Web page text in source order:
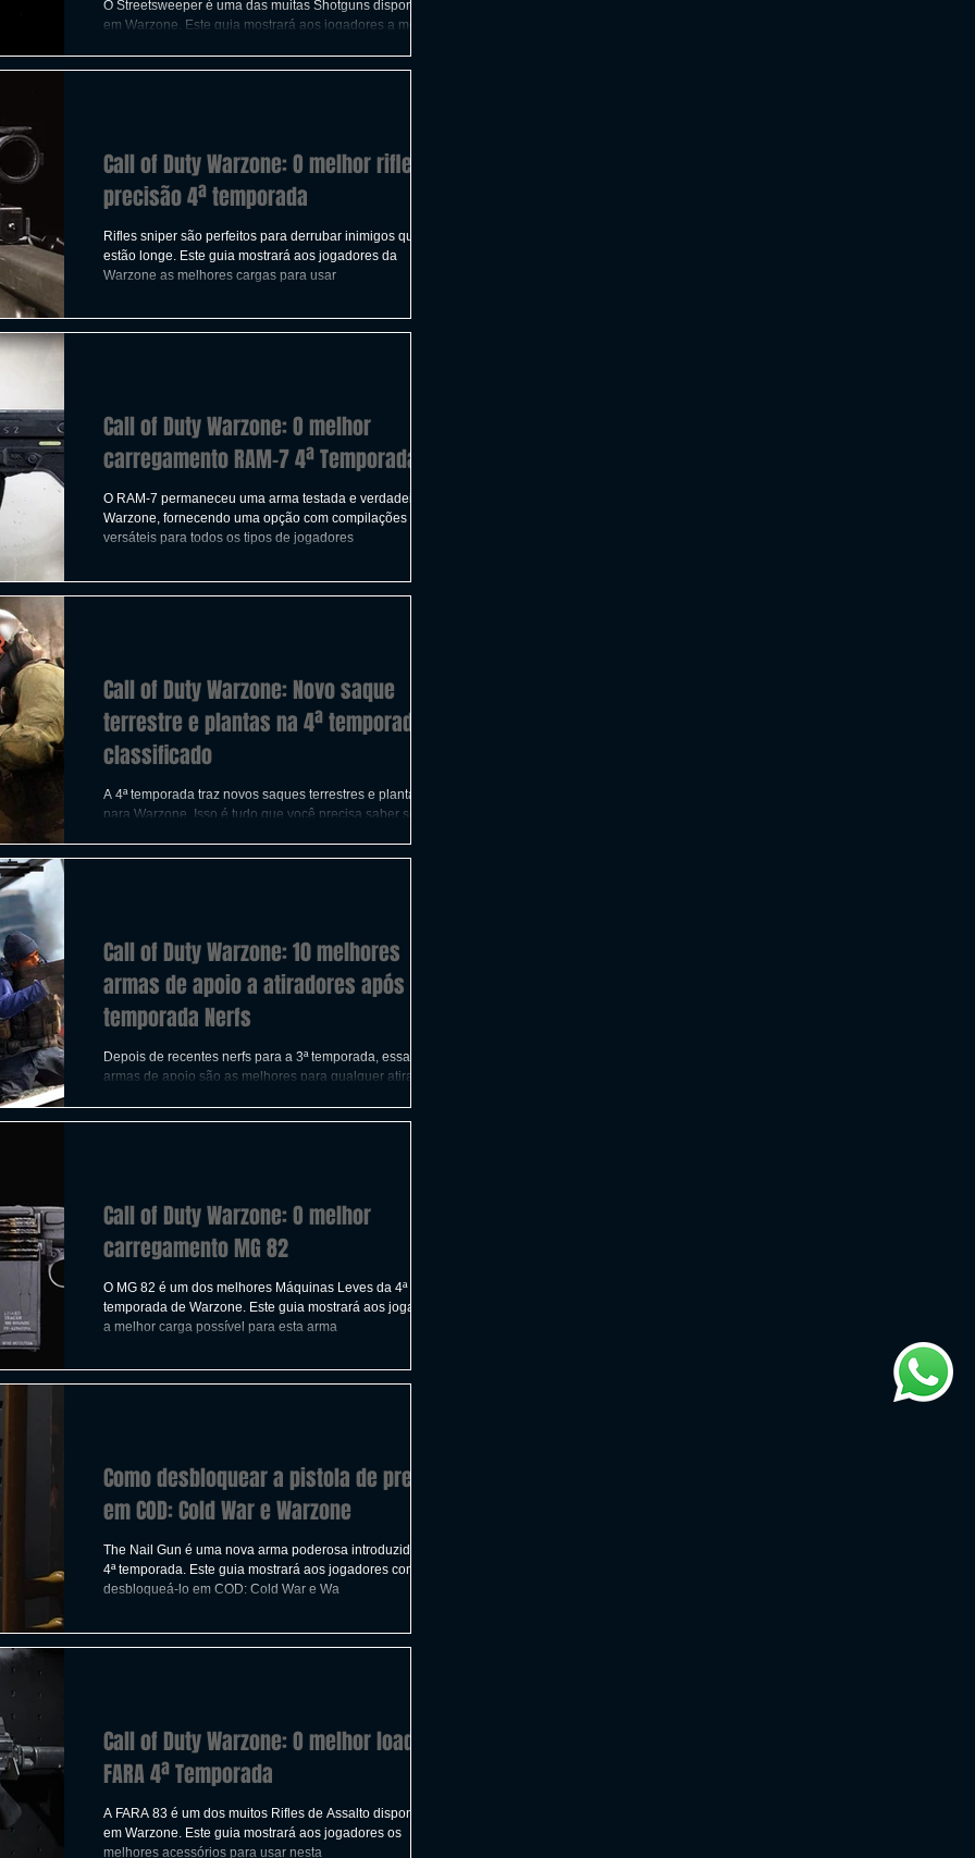
FILMES
O Streetsweeper é uma das muitas Shotguns disponíveis
em Warzone. Este guia mostrará aos jogadores a melhor
Call of Duty Warzone: O melhor rifle de
precisão 4ª temporada
Rifles sniper são perfeitos para derrubar inimigos que
estão longe. Este guia mostrará aos jogadores da
Warzone as melhores cargas para usar
Call of Duty Warzone: O melhor
carregamento RAM-7 4ª Temporada
O RAM-7 permaneceu uma arma testada e verdadeira em
Warzone, fornecendo uma opção com compilações
versáteis para todos os tipos de jogadores
Call of Duty Warzone: Novo saque
terrestre e plantas na 4ª temporada,
classificado
A 4ª temporada traz novos saques terrestres e plantas
para Warzone. Isso é tudo que você precisa saber sobre
Call of Duty Warzone: 10 melhores
armas de apoio a atiradores após a 3ª
temporada Nerfs
Depois de recentes nerfs para a 3ª temporada, essas
armas de apoio são as melhores para qualquer atirador
Call of Duty Warzone: O melhor
carregamento MG 82
O MG 82 é um dos melhores Máquinas Leves da 4ª
temporada de Warzone. Este guia mostrará aos jogadores
a melhor carga possível para esta arma
Como desbloquear a pistola de pregos
em COD: Cold War e Warzone
The Nail Gun é uma nova arma poderosa introduzida na
4ª temporada. Este guia mostrará aos jogadores como
desbloqueá-lo em COD: Cold War e Wa
Call of Duty Warzone: O melhor loadout
FARA 4ª Temporada
A FARA 83 é um dos muitos Rifles de Assalto disponíveis
em Warzone. Este guia mostrará aos jogadores os
melhores acessórios para usar nesta